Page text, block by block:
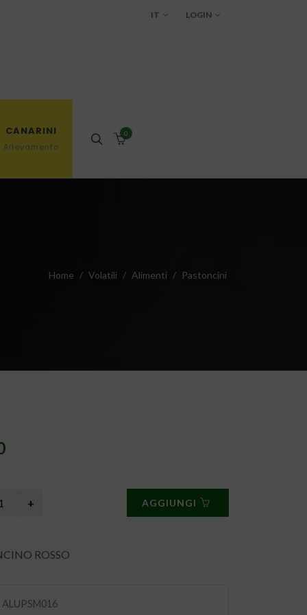
IT LOGIN
0
CANARINI
Allevamento
Home Volatili Alimenti Pastoncini
AGGIUNGI
ROSSO
ALUPSM016